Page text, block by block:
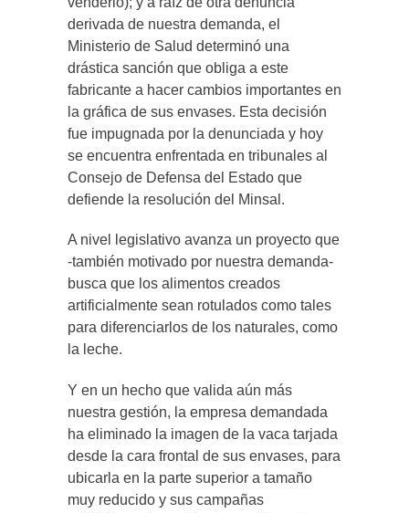
derivada de nuestra demanda, el
Ministerio de Salud determinó una
drástica sanción que obliga a este
fabricante a hacer cambios importantes en
la gráfica de sus envases. Esta decisión
fue impugnada por la denunciada y hoy
se encuentra enfrentada en tribunales al
Consejo de Defensa del Estado que
defiende la resolución del Minsal.
A nivel legislativo avanza un proyecto que
-también motivado por nuestra demanda-
busca que los alimentos creados
artificialmente sean rotulados como tales
para diferenciarlos de los naturales, como
la leche.
Y en un hecho que valida aún más
nuestra gestión, la empresa demandada
ha eliminado la imagen de la vaca tarjada
desde la cara frontal de sus envases, para
ubicarla en la parte superior a tamaño
muy reducido y sus campañas